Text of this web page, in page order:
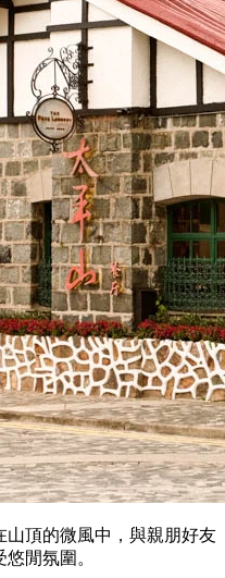
山頂的微風中，與親朋好友
閒氛圍。